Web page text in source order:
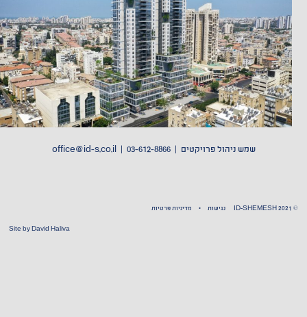
שמש ניהול פרויקטים |03-612-8866 | office
@id-s.co.il
© ID-SHEMESH 2021 נגישות • מדיניות פרטיות
Site byDavid Haliva